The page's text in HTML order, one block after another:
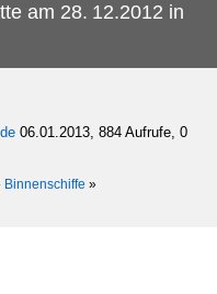
am 28. 12.2012 in
06.01.2013, 884 Aufrufe, 0
Binnenschiffe »